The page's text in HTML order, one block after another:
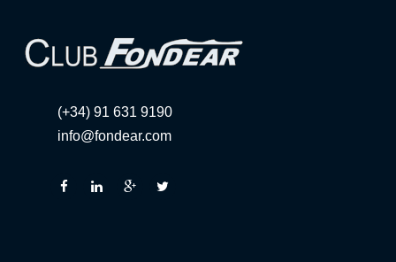
(+34) 91 631 9190
info@fondear.com